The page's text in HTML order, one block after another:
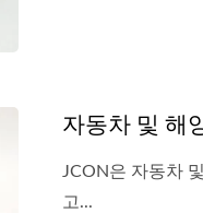
자동차 및 해
JCON은 자동차
고...